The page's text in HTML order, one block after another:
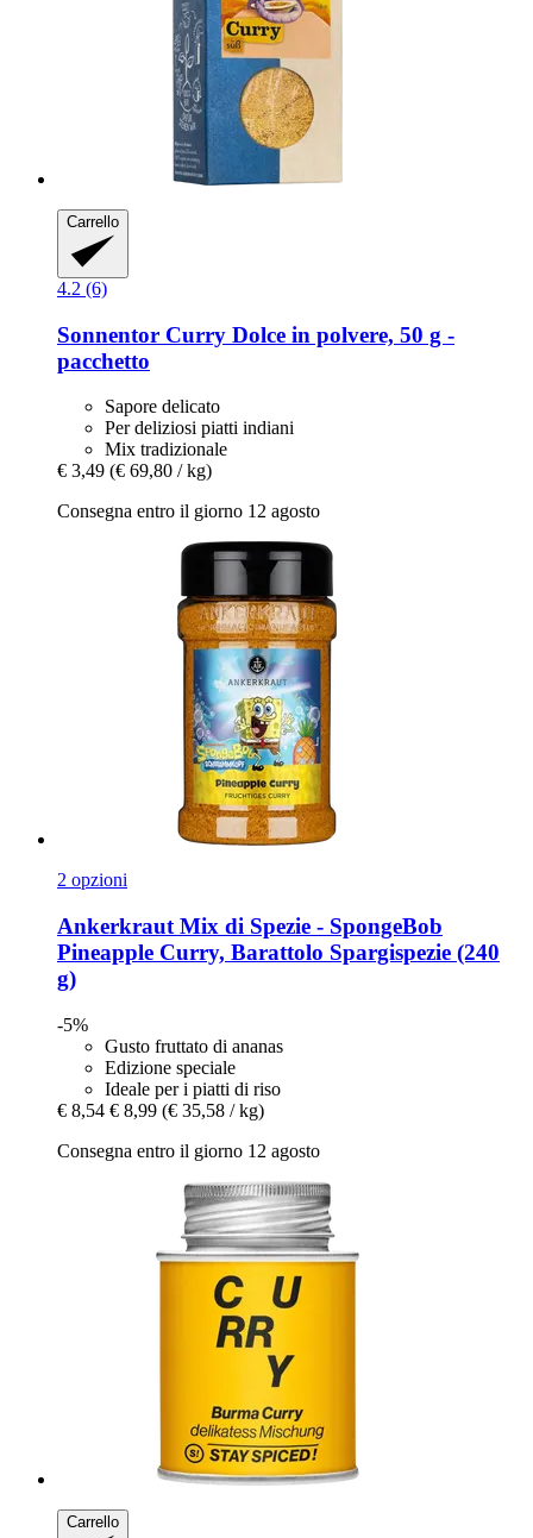
Carrello
4.2 (6)
Sonnentor Curry Dolce in polvere, 50 g -​
pacchetto
Sapore delicato
Per deliziosi piatti indiani
Mix tradizionale
€ 3,49 (€ 69,80 / kg)
Consegna entro il giorno 12 agosto
2 opzioni
Ankerkraut Mix di Spezie -​ SpongeBob
Pineapple Curry, Barattolo Spargispezie (240
g)
-5%
Gusto fruttato di ananas
Edizione speciale
Ideale per i piatti di riso
€ 8,54 € 8,99 (€ 35,58 / kg)
Consegna entro il giorno 12 agosto
Carrello